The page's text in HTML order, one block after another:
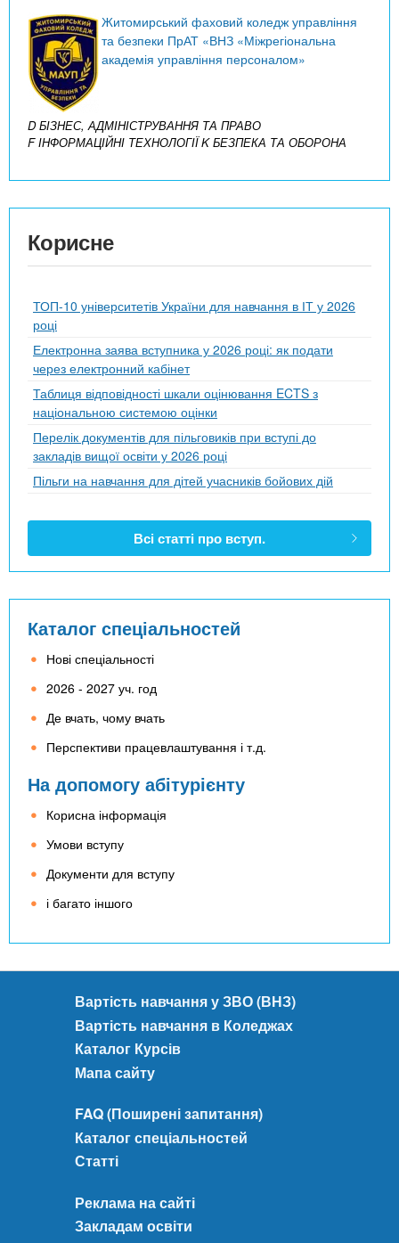
Житомирський фаховий коледж управління
та безпеки ПрАТ «ВНЗ «Міжрегіональна
академія управління персоналом»
D БІЗНЕС, АДМІНІСТРУВАННЯ ТА ПРАВО
F ІНФОРМАЦІЙНІ ТЕХНОЛОГІЇK БЕЗПЕКА ТА ОБОРОНА
Корисне
ТОП-10 університетів України для навчання в ІТ у 2026
році
Електронна заява вступника у 2026 році: як подати
через електронний кабінет
Таблиця відповідності шкали оцінювання ECTS з
національною системою оцінки
Перелік документів для пільговиків при вступі до
закладів вищої освіти у 2026 році
Пільги на навчання для дітей учасників бойових дій
Всі статті про вступ.
Каталог спеціальностей
Нові спеціальності
2026 - 2027 уч. год
Де вчать, чому вчать
Перспективи працевлаштування і т.д.
На допомогу абітурієнту
Корисна інформація
Умови вступу
Документи для вступу
і багато іншого
Вартість навчання у ЗВО (ВНЗ)
Вартість навчання в Коледжах
Каталог Курсів
Мапа сайту
FAQ (Поширені запитання)
Каталог спеціальностей
Статті
Реклама на сайті
Закладам освіти